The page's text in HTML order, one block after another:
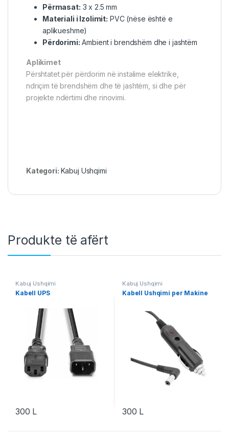
Përmasat: 3 x 2.5 mm
Materiali i Izolimit: PVC (nëse është e
aplikueshme)
Përdorimi: Ambient i brendshëm dhe i jashtëm
Aplikimet
Përshtatet për përdorim në instalime elektrike,
ndriçim të brendshëm dhe të jashtëm, si dhe për
projekte ndërtimi dhe rinovimi.
Kategori: Kabuj Ushqimi
Produkte të afërt
Kabuj Ushqimi
Kabell UPS
300 L
Kabuj Ushqimi
Kabell Ushqimi per Makine
300 L